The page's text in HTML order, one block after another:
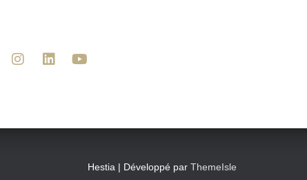
Hestia | Développé par ThemeIsle